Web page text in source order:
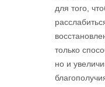
для того,
только
но и